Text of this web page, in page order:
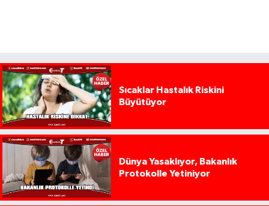
Sıcaklar Hastalık Riskini
Büyütüyor
Dünya Yasaklıyor, Bakanlık
Protokolle Yetiniyor